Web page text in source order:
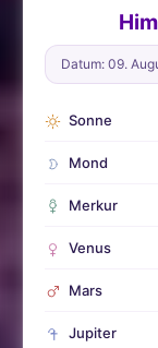
Datum: 09.
Sonne
Mond
Merkur
Venus
Mars
Jupiter